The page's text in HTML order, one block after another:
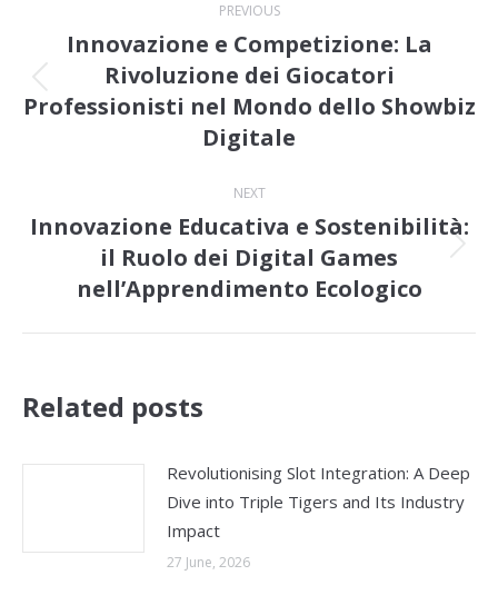
navigation
PREVIOUS
Previous
post:
Innovazione e Competizione: La
Rivoluzione dei Giocatori
Professionisti nel Mondo dello Showbiz
Digitale
NEXT
Next
post:
Innovazione Educativa e Sostenibilità:
il Ruolo dei Digital Games
nell’Apprendimento Ecologico
Related posts
Revolutionising Slot Integration: A Deep
Dive into Triple Tigers and Its Industry
Impact
27 June, 2026